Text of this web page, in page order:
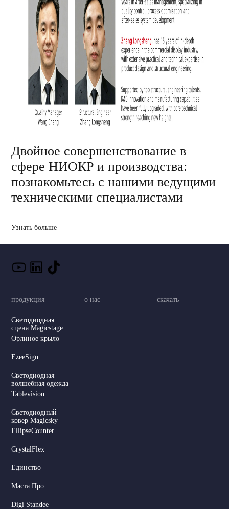
Двойное совершенствование в
сфере НИОКР и производства:
познакомьтесь с нашими ведущими
техническими специалистами
Узнать больше
продукция
Светодиодная
сцена Magicstage
Орлиное крыло
EzeeSign
Светодиодная
волшебная одежда
Tablevision
Светодиодный
ковер Magicsky
EllipseCounter
CrystalFlex
Единство
Маста Про
Digi Standee
о нас скачать